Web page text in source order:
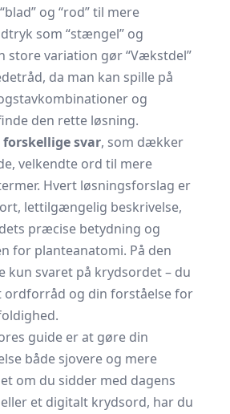
og “rod” til mere
som “stængel” og
store variation gør “Vækstdel”
da man kan spille på
og
den rette løsning.
forskellige svar, som dækker
velkendte ord til mere
Hvert løsningsforslag er
lettilgængelig beskrivelse,
præcise betydning og
for planteanatomi. På den
kun svaret på krydsordet – du
ordforråd og din forståelse for
guide er at gøre din
både sjovere og mere
om du sidder med dagens
et digitalt krydsord, har du